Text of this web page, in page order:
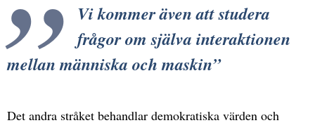
Vi kommer även att studera
frågor om själva interaktionen
mellan människa och maskin
Det andra stråket behandlar demokratiska värden och